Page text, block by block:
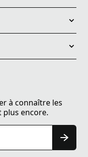
à connaître les
plus encore.